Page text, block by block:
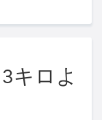
キロよ